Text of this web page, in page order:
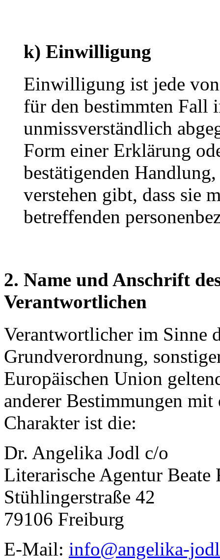
k) Einwilligung
Einwilligung ist jede
für den bestimmten Fall
unmissverständlich
Form einer Erklärung
bestätigenden
verstehen gibt, dass sie
betreffenden
2. Name und Anschrift
Verantwortlichen
Verantwortlicher im Sinne
Grundverordnung,
Europäischen Union
anderer Bestimmungen
Charakter ist die:
Dr. Angelika Jodl c/o
Literarische Agentur Beate
Stühlingerstraße 42
79106 Freiburg
E-Mail: info@angelika-